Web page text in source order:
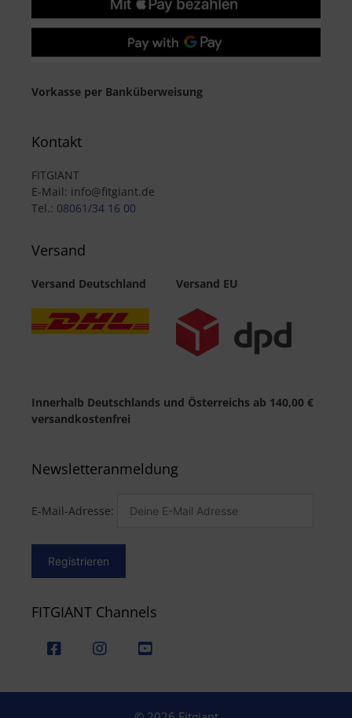
Vorkasse per Banküberweisung
Kontakt
FITGIANT
E-Mail: info@fitgiant.de
Tel.: 08061/34 16 00
Versand
Versand Deutschland Versand EU
Innerhalb Deutschlands und Österreichs ab 140,00 €
versandkostenfrei
Newsletteranmeldung
E-Mail-Adresse:
FITGIANT Channels